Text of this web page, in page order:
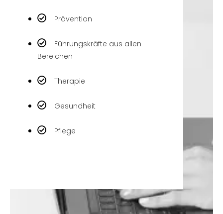
Prävention
Führungskräfte aus allen
Bereichen
Therapie
Gesundheit
Pflege